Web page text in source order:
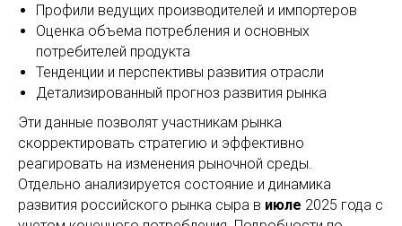
Профили ведущих производителей и импортеров
Оценка объема потребления и основных
потребителей продукта
Тенденции и перспективы развития отрасли
Детализированный прогноз развития рынка
Эти данные позволят участникам рынка
скорректировать стратегию и эффективно
реагировать на изменения рыночной среды.
Отдельно анализируется состояние и динамика
развития российского рынка сыра в июле 2025 года с